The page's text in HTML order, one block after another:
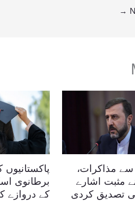
→
سے مذاکرات،
مثبت اشارے
تصدیق کردی
پاکستانیوں
برطانوی
کے دروازے